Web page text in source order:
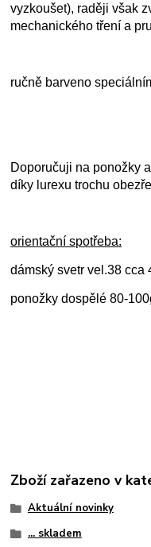
vyzkoušet), raději však
mechanického tření a
ručně barveno
Doporučuji na ponožky
díky lurexu trochu
orientační spotřeba:
dámský svetr vel.38 cca
ponožky dospělé 80-
Zboží zařazeno v
Aktuální novinky
... skladem